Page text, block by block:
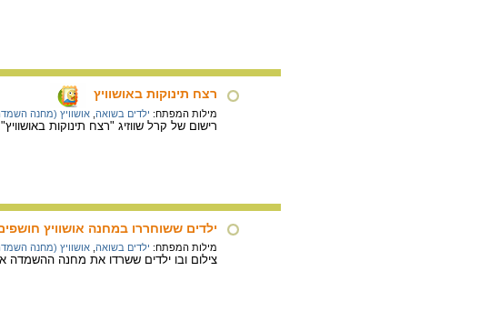
רצח תינוקות באושוויץ
מילות המפתח: ילדים בשואה אושוויץ (מחנה
רישום של קרל שווזיג "רצח תינוקות באושוויץ". אחרי
ילדים ששוחררו במחנה אושוויץ
מילות המפתח: ילדים בשואה אושוויץ (מחנה
צילום ובו ילדים ששרדו את מחנה ההשמדה